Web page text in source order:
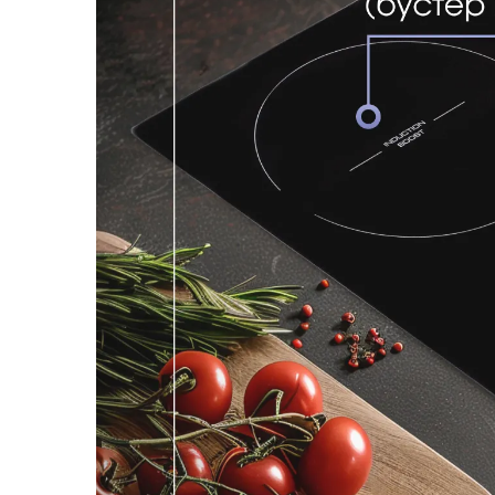
Загрузить фото
С условиями "Пользовательского